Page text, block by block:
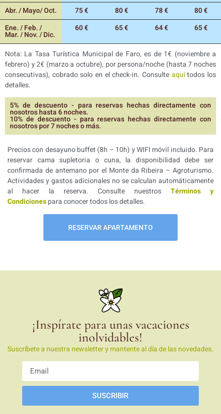
Abr. / Mayo/ Oct. 75 € 80 € 78 €
80 €
Ene. / Feb. /
Mar. / Nov. / Dic.
60 € 65 € 64 € 65 €
Nota: La Tasa Turística Municipal de Faro, es de 1€ (noviembre a
febrero) y 2€ (marzo a octubre), por persona/noche (hasta 7 noches
consecutivas), cobrado solo en el check-in. Consulte aquítodos los
detalles.
5% de descuento - para reservas hechas directamente con
nosotros hasta 6 noches.
10% de descuento - para reservas hechas directamente con
nosotros por 7 noches o más.
Precios con desayuno buffet (8h – 10h) y WIFI móvil incluido. Para
reservar cama supletoria o cuna, la disponibilidad debe ser
confirmada de antemano por el Monte da Ribeira – Agroturismo.
Actividades y gastos adicionales no se calculan automáticamente
al hacer la reserva. Consulte nuestros Términos y
Condicionespara conocer todos los detalles.
RESERVAR APARTAMENTO
¡Inspírate para unas vacaciones
inolvidables!
Suscríbete a nuestra newsletter y mantente al día de las novedades.
SUSCRIBIR